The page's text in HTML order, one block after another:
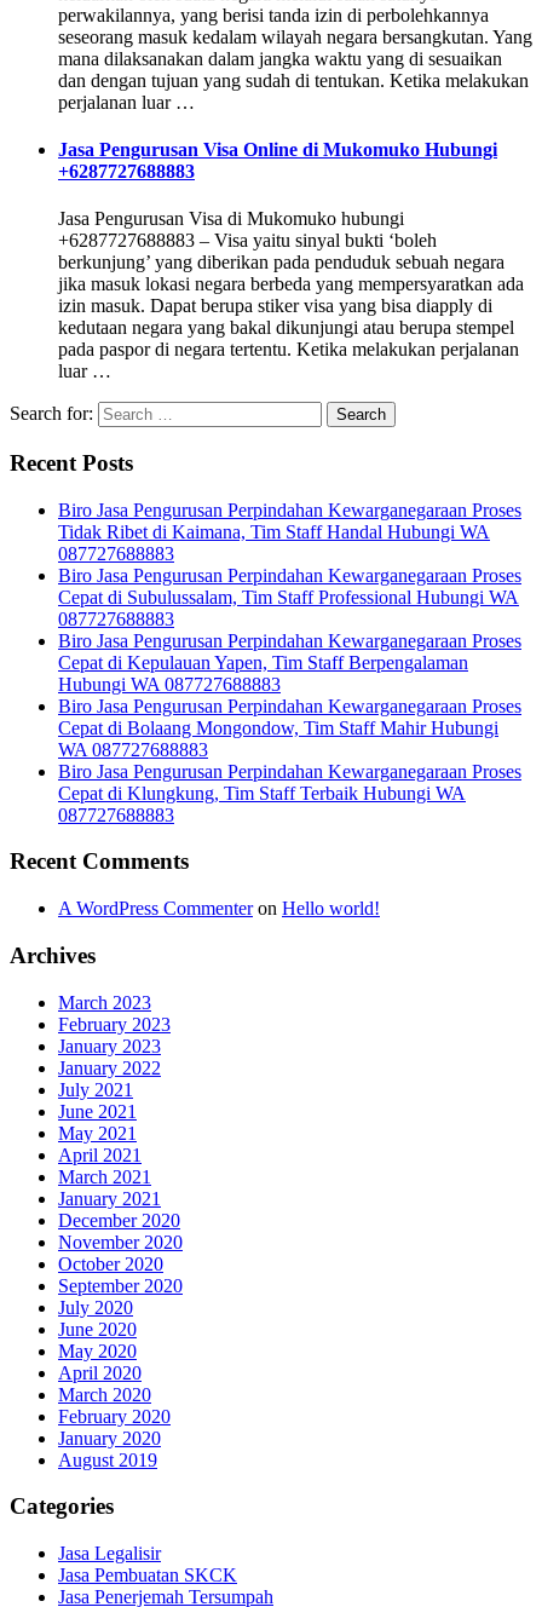
perwakilannya, yang berisi tanda izin di perbolehkannya
seseorang masuk kedalam wilayah negara bersangkutan. Yang
mana dilaksanakan dalam jangka waktu yang di sesuaikan
dan dengan tujuan yang sudah di tentukan. Ketika melakukan
perjalanan luar …
Jasa Pengurusan Visa Online di Mukomuko Hubungi
+6287727688883
Jasa Pengurusan Visa di Mukomuko hubungi
+6287727688883 – Visa yaitu sinyal bukti ‘boleh
berkunjung’ yang diberikan pada penduduk sebuah negara
jika masuk lokasi negara berbeda yang mempersyaratkan ada
izin masuk. Dapat berupa stiker visa yang bisa diapply di
kedutaan negara yang bakal dikunjungi atau berupa stempel
pada paspor di negara tertentu. Ketika melakukan perjalanan
luar …
Search for:
Recent Posts
Biro Jasa Pengurusan Perpindahan Kewarganegaraan Proses
Tidak Ribet di Kaimana, Tim Staff Handal Hubungi WA
087727688883
Biro Jasa Pengurusan Perpindahan Kewarganegaraan Proses
Cepat di Subulussalam, Tim Staff Professional Hubungi WA
087727688883
Biro Jasa Pengurusan Perpindahan Kewarganegaraan Proses
Cepat di Kepulauan Yapen, Tim Staff Berpengalaman
Hubungi WA 087727688883
Biro Jasa Pengurusan Perpindahan Kewarganegaraan Proses
Cepat di Bolaang Mongondow, Tim Staff Mahir Hubungi
WA 087727688883
Biro Jasa Pengurusan Perpindahan Kewarganegaraan Proses
Cepat di Klungkung, Tim Staff Terbaik Hubungi WA
087727688883
Recent Comments
A WordPress Commenteron Hello world!
Archives
March 2023
February 2023
January 2023
January 2022
July 2021
June 2021
May 2021
April 2021
March 2021
January 2021
December 2020
November 2020
October 2020
September 2020
July 2020
June 2020
May 2020
April 2020
March 2020
February 2020
January 2020
August 2019
Categories
Jasa Legalisir
Jasa Pembuatan SKCK
Jasa Penerjemah Tersumpah